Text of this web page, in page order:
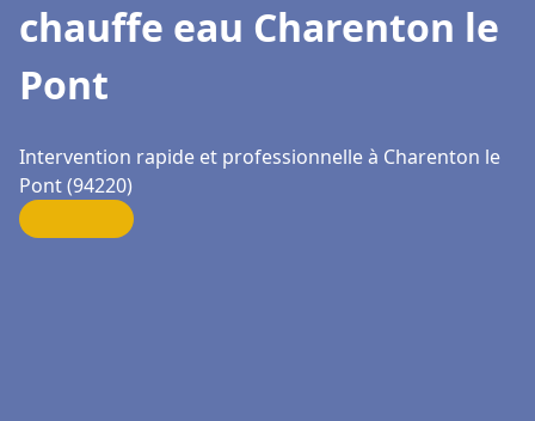
chauffe eau Charenton le
Pont
Intervention rapide et professionnelle à Charenton le
Pont (94220)